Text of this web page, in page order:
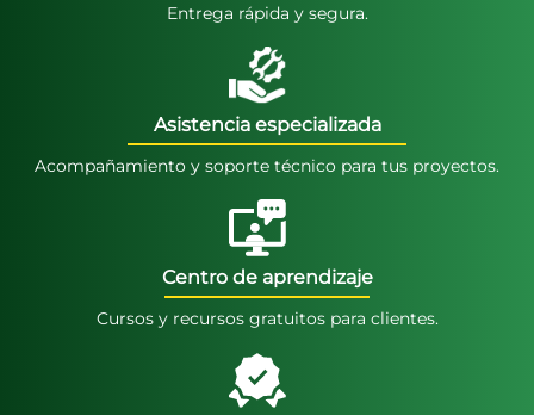
Entrega rápida y segura.
Asistencia especializada
Acompañamiento y soporte técnico para tus proyectos.
Centro de aprendizaje
Cursos y recursos gratuitos para clientes.